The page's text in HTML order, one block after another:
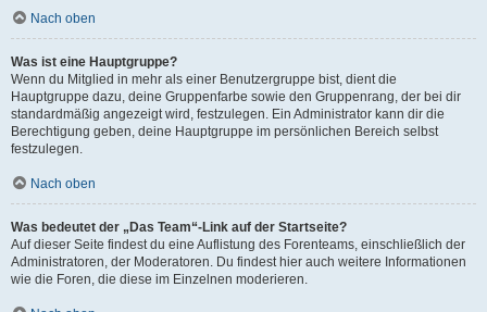
Nach oben
Was ist eine Hauptgruppe?
Wenn du Mitglied in mehr als einer Benutzergruppe bist, dient die
Hauptgruppe dazu, deine Gruppenfarbe sowie den Gruppenrang, der bei dir
standardmäßig angezeigt wird, festzulegen. Ein Administrator kann dir die
Berechtigung geben, deine Hauptgruppe im persönlichen Bereich selbst
festzulegen.
Nach oben
Was bedeutet der „Das Team“-Link auf der Startseite?
Auf dieser Seite findest du eine Auflistung des Forenteams, einschließlich der
Administratoren, der Moderatoren. Du findest hier auch weitere Informationen
wie die Foren, die diese im Einzelnen moderieren.